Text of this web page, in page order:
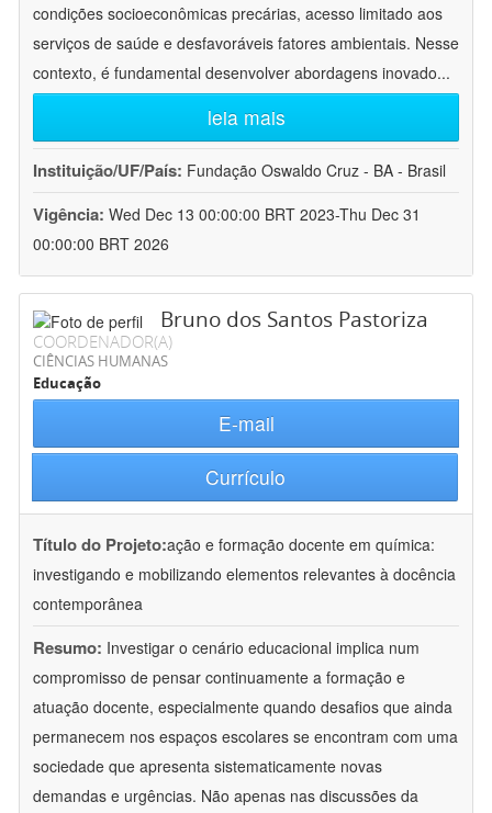
condições socioeconômicas precárias, acesso limitado aos
serviços de saúde e desfavoráveis fatores ambientais. Nesse
contexto, é fundamental desenvolver abordagens inovado...
leia mais
Instituição/UF/País: Fundação Oswaldo Cruz - BA - Brasil
Vigência: Wed Dec 13 00:00:00 BRT 2023-Thu Dec 31
00:00:00 BRT 2026
Bruno dos Santos Pastoriza
COORDENADOR(A)
CIÊNCIAS HUMANAS
Educação
E-mail
Currículo
Título do Projeto:ação e formação docente em química:
investigando e mobilizando elementos relevantes à docência
contemporânea
Resumo: Investigar o cenário educacional implica num
compromisso de pensar continuamente a formação e
atuação docente, especialmente quando desafios que ainda
permanecem nos espaços escolares se encontram com uma
sociedade que apresenta sistematicamente novas
demandas e urgências. Não apenas nas discussões da